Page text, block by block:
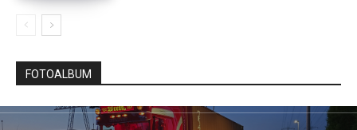
FOTOALBUM